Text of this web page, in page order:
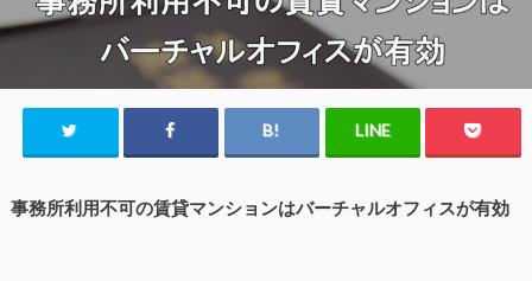
事務所利用不可の賃貸マンションはバーチャルオフィスが有効